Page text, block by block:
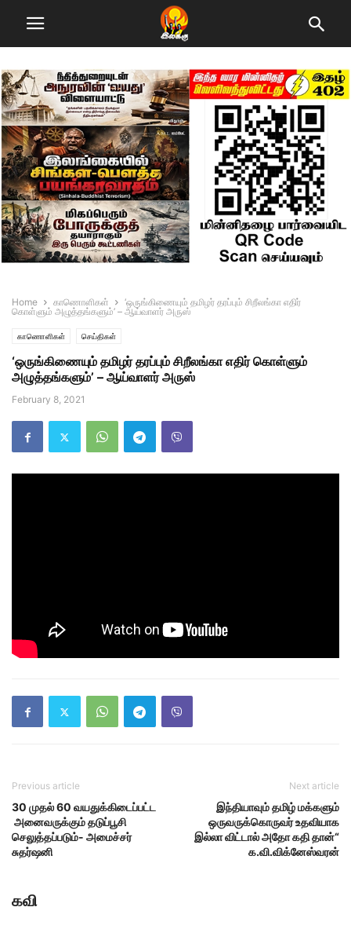
Home காணாெளிகள்
‘ஒருங்கிணையும் தமிழர் தரப்பும் சிறீலங்கா எதிர்
கொள்ளும் அழுத்தங்களும்’ – ஆய்வாளர் அருஸ்
காணாெளிகள் செய்திகள்
‘ஒருங்கிணையும் தமிழர் தரப்பும் சிறீலங்கா எதிர் கொள்ளும்
அழுத்தங்களும்’ – ஆய்வாளர் அருஸ்
February 8, 2021
Previous article
30 முதல் 60 வயதுக்கிடைப்பட்ட
அனைவருக்கும் தடுப்பூசி
செலுத்தப்படும்- அமைச்சர்
சுதர்ஷனி
Next article
இந்தியாவும் தமிழ் மக்களும்
ஒருவருக்கொருவர் உதவியாக
இல்லா விட்டால் அதோ கதி தான்“
க.வி.விக்னேஸ்வரன்
கவி